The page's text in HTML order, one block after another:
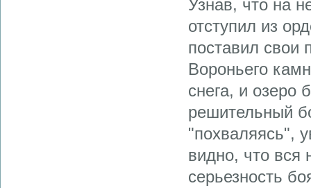
Узнав, что на
отступил из
поставил свои
Вороньего
снега, и озеро
решительный
"похваляясь",
видно, что вся
серьезность